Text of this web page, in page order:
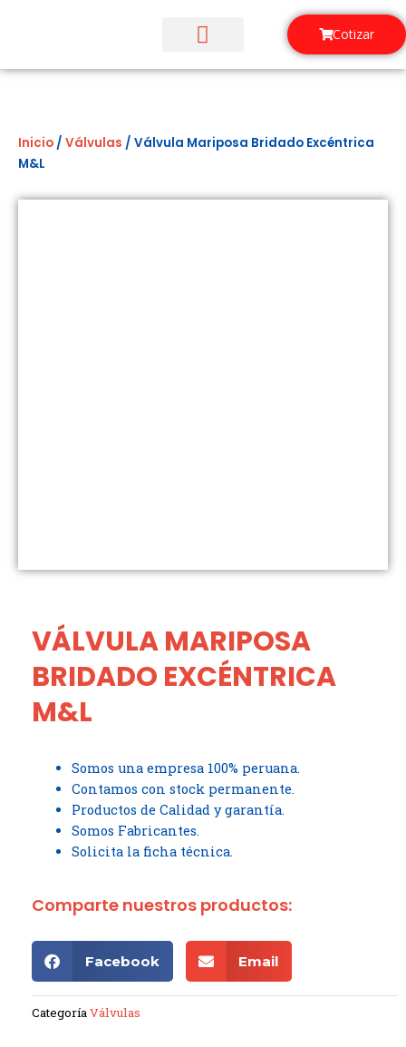
Cotizar
Inicio / Válvulas / Válvula Mariposa Bridado Excéntrica
M&L
VÁLVULA MARIPOSA
BRIDADO EXCÉNTRICA
M&L
Somos una empresa 100% peruana.
Contamos con stock permanente.
Productos de Calidad y garantía.
Somos Fabricantes.
Solicita la ficha técnica.
Comparte nuestros productos:
Facebook Email
CategoríaVálvulas